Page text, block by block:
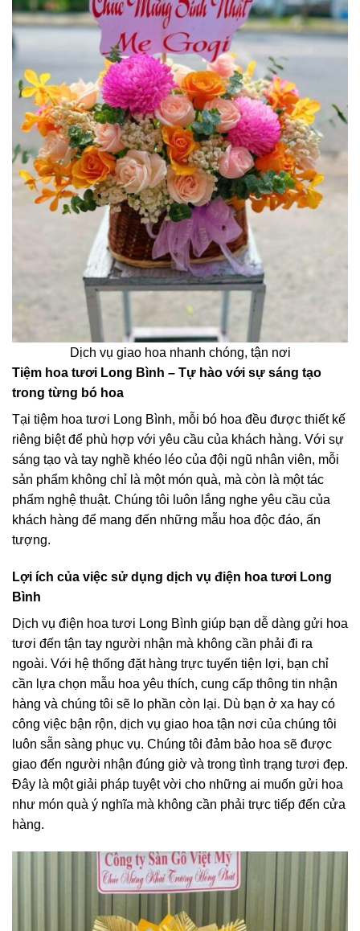
Dịch vụ giao hoa nhanh chóng, tận nơi
Tiệm hoa tươi Long Bình – Tự hào với sự sáng tạo
trong từng bó hoa
Tại tiệm hoa tươi Long Bình, mỗi bó hoa đều được thiết kế
riêng biệt để phù hợp với yêu cầu của khách hàng. Với sự
sáng tạo và tay nghề khéo léo của đội ngũ nhân viên, mỗi
sản phẩm không chỉ là một món quà, mà còn là một tác
phẩm nghệ thuật. Chúng tôi luôn lắng nghe yêu cầu của
khách hàng để mang đến những mẫu hoa độc đáo, ấn
tượng.
Lợi ích của việc sử dụng dịch vụ điện hoa tươi Long
Bình
Dịch vụ điện hoa tươi Long Bình giúp bạn dễ dàng gửi hoa
tươi đến tận tay người nhận mà không cần phải đi ra
ngoài. Với hệ thống đặt hàng trực tuyến tiện lợi, bạn chỉ
cần lựa chọn mẫu hoa yêu thích, cung cấp thông tin nhận
hàng và chúng tôi sẽ lo phần còn lại. Dù bạn ở xa hay có
công việc bận rộn, dịch vụ giao hoa tận nơi của chúng tôi
luôn sẵn sàng phục vụ. Chúng tôi đảm bảo hoa sẽ được
giao đến người nhận đúng giờ và trong tình trạng tươi đẹp.
Đây là một giải pháp tuyệt vời cho những ai muốn gửi hoa
như món quà ý nghĩa mà không cần phải trực tiếp đến cửa
hàng.